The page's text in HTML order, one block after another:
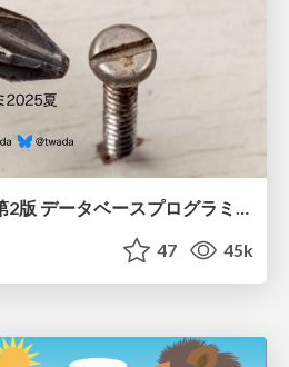
SQLアンチパターン第2版 データベースプログラミングで陥りがちな失敗とその対策 / Intro to SQL Antipatterns 2nd
47 45k